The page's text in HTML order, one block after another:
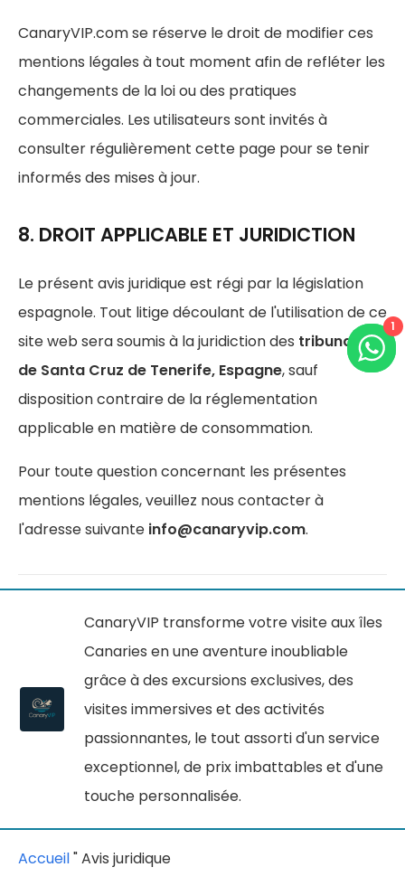
CanaryVIP.com se réserve le droit de modifier ces
mentions légales à tout moment afin de refléter les
changements de la loi ou des pratiques
commerciales. Les utilisateurs sont invités à
consulter régulièrement cette page pour se tenir
informés des mises à jour.
8. DROIT APPLICABLE ET JURIDICTION
Le présent avis juridique est régi par la législation
espagnole. Tout litige découlant de l'utilisation de ce
site web sera soumis à la juridiction des tribunaux
de Santa Cruz de Tenerife, Espagne, sauf
disposition contraire de la réglementation
applicable en matière de consommation.
Pour toute question concernant les présentes
mentions légales, veuillez nous contacter à
l'adresse suivante info@canaryvip.com.
CanaryVIP transforme votre visite aux îles
Canaries en une aventure inoubliable
grâce à des excursions exclusives, des
visites immersives et des activités
passionnantes, le tout assorti d'un service
exceptionnel, de prix imbattables et d'une
touche personnalisée.
Accueil"Avis juridique
1